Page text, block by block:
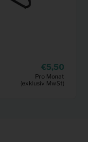
5,50
Pro Monat
(exklusiv MwSt)